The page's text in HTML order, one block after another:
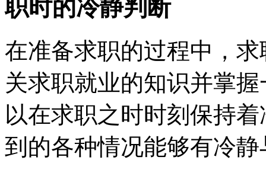
职时的冷静判断
在准备求职的过程中，
关求职就业的知识并掌
以在求职之时时刻保持
到的各种情况能够有冷